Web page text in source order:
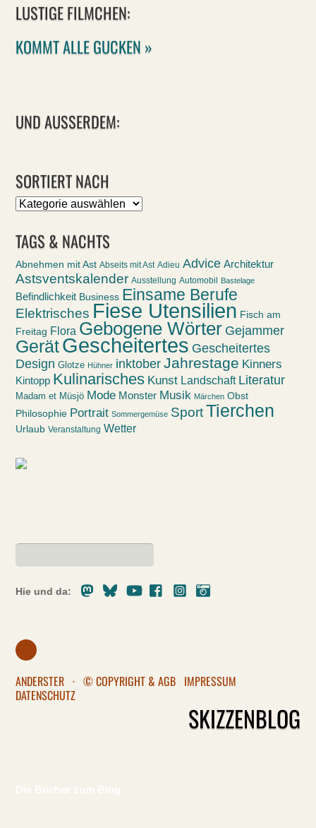
LUSTIGE FILMCHEN:
KOMMT ALLE GUCKEN »
UND AUSSERDEM:
SORTIERT NACH
Sortiert
TAGS & NACHTS
Abnehmen mit Ast Abseits mit Ast Adieu Advice Architektur
Astsventskalender Ausstellung Automobil Bastelage
Befindlichkeit Business Einsame Berufe
Elektrisches Fiese Utensilien Fisch am
Freitag Flora Gebogene Wörter Gejammer
GerätGescheitertes Gescheitertes
Design Glotze Hühner inktober Jahrestage Kinners
Kintopp Kulinarisches Kunst Landschaft Literatur
Madam et Müsjö Mode Monster Musik Märchen Obst
Philosophie Portrait Sommergemüse Sport Tierchen
Urlaub Veranstaltung Wetter
Hie und da:
MastodonBlueskyYoutubeFacebookInstagram
ANDERSTER · © COPYRIGHT & AGB IMPRESSUM
DATENSCHUTZ
SKIZZENBLOG